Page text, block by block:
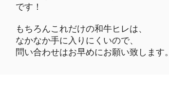
です！
もちろんこれだけの和牛ヒレは、
なかなか手に入りにくいので、
問い合わせはお早めにお願い致します。